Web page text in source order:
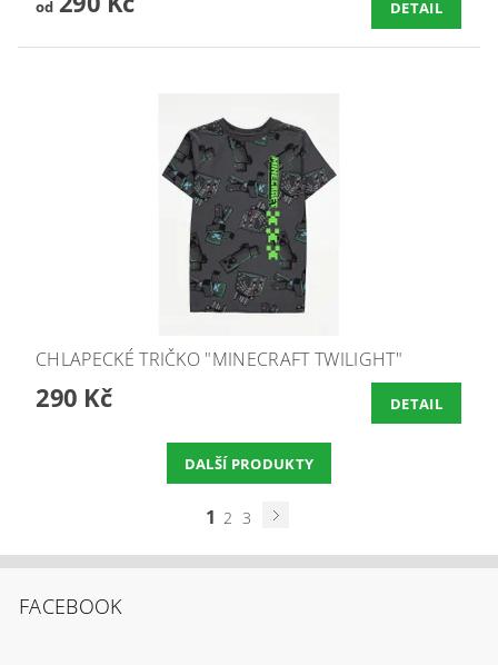
od DETAIL
CHLAPECKÉ TRIČKO "MINECRAFT TWILIGHT"
290 Kč DETAIL
DALŠÍ PRODUKTY
1 2 3
FACEBOOK